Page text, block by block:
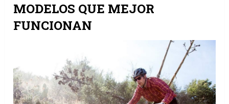
MODELOS QUE MEJOR
FUNCIONAN